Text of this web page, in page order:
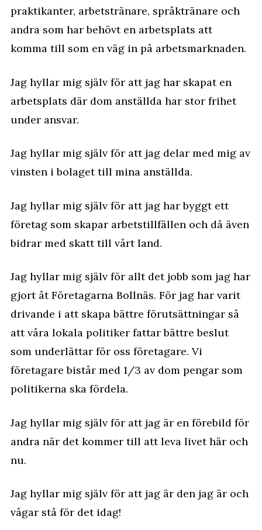
praktikanter, arbetstränare, språktränare och
andra som har behövt en arbetsplats att
komma till som en väg in på arbetsmarknaden.
Jag hyllar mig själv för att jag har skapat en
arbetsplats där dom anställda har stor frihet
under ansvar.
Jag hyllar mig själv för att jag delar med mig av
vinsten i bolaget till mina anställda.
Jag hyllar mig själv för att jag har byggt ett
företag som skapar arbetstillfällen och då även
bidrar med skatt till vårt land.
Jag hyllar mig själv för allt det jobb som jag har
gjort åt Företagarna Bollnäs. För jag har varit
drivande i att skapa bättre förutsättningar så
att våra lokala politiker fattar bättre beslut
som underlättar för oss företagare. Vi
företagare bistår med 1/3 av dom pengar som
politikerna ska fördela.
Jag hyllar mig själv för att jag är en förebild för
andra när det kommer till att leva livet här och
nu.
Jag hyllar mig själv för att jag är den jag är och
vågar stå för det idag!